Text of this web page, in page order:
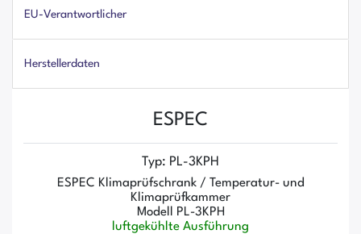
EU-Verantwortlicher
Herstellerdaten
ESPEC
Typ: PL-3KPH
ESPEC Klimaprüfschrank / Temperatur- und
Klimaprüfkammer
Modell PL-3KPH
luftgekühlte Ausführung